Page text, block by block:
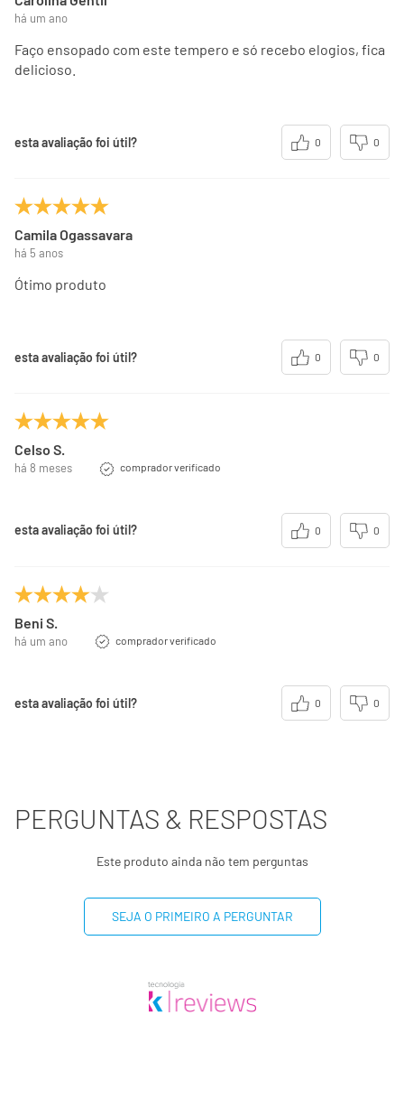
há um ano
Faço ensopado com este tempero e só recebo elogios, fica
delicioso.
esta avaliação foi útil? 0 0
Camila Ogassavara
há 5 anos
Ótimo produto
esta avaliação foi útil? 0 0
Celso S.
há 8 meses comprador verificado
esta avaliação foi útil? 0 0
Beni S.
há um ano comprador verificado
esta avaliação foi útil? 0 0
PERGUNTAS & RESPOSTAS
Este produto ainda não tem perguntas
SEJA O PRIMEIRO A PERGUNTAR